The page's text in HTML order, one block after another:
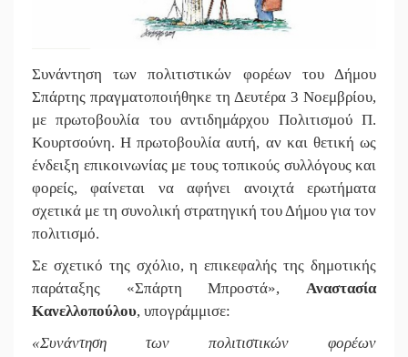
Συνάντηση των πολιτιστικών φορέων του Δήμου
Σπάρτης πραγματοποιήθηκε τη Δευτέρα 3 Νοεμβρίου,
με πρωτοβουλία του αντιδημάρχου Πολιτισμού Π.
Κουρτσούνη. Η πρωτοβουλία αυτή, αν και θετική ως
ένδειξη επικοινωνίας με τους τοπικούς συλλόγους και
φορείς, φαίνεται να αφήνει ανοιχτά ερωτήματα
σχετικά με τη συνολική στρατηγική του Δήμου για τον
πολιτισμό.
Σε σχετικό της σχόλιο, η επικεφαλής της δημοτικής
παράταξης «Σπάρτη Μπροστά»,Αναστασία
Κανελλοπούλου, υπογράμμισε:
«Συνάντηση των πολιτιστικών φορέων